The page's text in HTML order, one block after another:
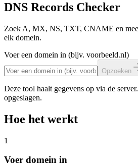
Home Alpha Projecten
DNS Records Checker
Zoek A, MX, NS, TXT, CNAME en
elk domein.
Voer een domein in (bijv. voorbeeld.nl)
Opzoeken
Deze tool haalt gegevens op via de
opgeslagen.
Hoe het werkt
1
Voer domein in